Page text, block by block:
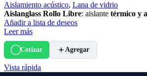
Aislamiento acústico, Lana de vidrio
Aislanglass Rollo Libre: aislante térmico y
Añadir a lista de deseos
Leer más
Cotizar Agregar
Vista rápida